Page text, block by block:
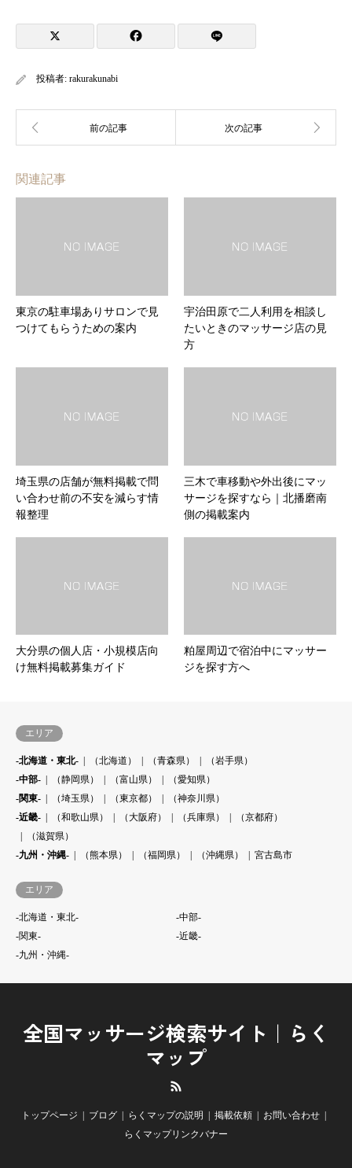
投稿者: rakurakunabi
関連記事
東京の駐車場ありサロンで見
つけてもらうための案内
宇治田原で二人利用を相談し
たいときのマッサージ店の見
方
埼玉県の店舗が無料掲載で問
い合わせ前の不安を減らす情
報整理
三木で車移動や外出後にマッ
サージを探すなら｜北播磨南
側の掲載案内
大分県の個人店・小規模店向
け無料掲載募集ガイド
粕屋周辺で宿泊中にマッサー
ジを探す方へ
エリア
-北海道・東北- （北海道） （青森県）
（岩手県）
-中部-
（静岡県） （富山県）
（愛知県）
-関東-
（埼玉県） （東京都）
（神奈川県）
-近畿-
（和歌山県） （大阪府） （兵庫県）
（京都府）
（滋賀県）
-九州・沖縄-
（熊本県） （福岡県） （沖縄県） 宮古島市
エリア
-北海道・東北-
-中部-
-関東-
-近畿-
-九州・沖縄-
全国マッサージ検索サイト｜らく
マップ
トップページ ブログ らくマップの説明 掲載依頼
お問い合わせ
らくマップリンクバナー